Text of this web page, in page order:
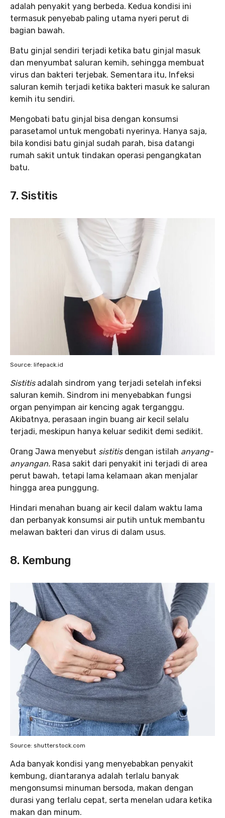
adalah penyakit yang berbeda. Kedua kondisi ini
termasuk penyebab paling utama nyeri perut di
bagian bawah.
Batu ginjal sendiri terjadi ketika batu ginjal masuk
dan menyumbat saluran kemih, sehingga membuat
virus dan bakteri terjebak. Sementara itu, Infeksi
saluran kemih terjadi ketika bakteri masuk ke saluran
kemih itu sendiri.
Mengobati batu ginjal bisa dengan konsumsi
parasetamol untuk mengobati nyerinya. Hanya saja,
bila kondisi batu ginjal sudah parah, bisa datangi
rumah sakit untuk tindakan operasi pengangkatan
batu.
7. Sistitis
Source: lifepack.id
Sistitis adalah sindrom yang terjadi setelah infeksi
saluran kemih. Sindrom ini menyebabkan fungsi
organ penyimpan air kencing agak terganggu.
Akibatnya, perasaan ingin buang air kecil selalu
terjadi, meskipun hanya keluar sedikit demi sedikit.
Orang Jawa menyebut sistitis dengan istilah anyang-
anyangan. Rasa sakit dari penyakit ini terjadi di area
perut bawah, tetapi lama kelamaan akan menjalar
hingga area punggung.
Hindari menahan buang air kecil dalam waktu lama
dan perbanyak konsumsi air putih untuk membantu
melawan bakteri dan virus di dalam usus.
8. Kembung
Source: shutterstock.com
Ada banyak kondisi yang menyebabkan penyakit
kembung, diantaranya adalah terlalu banyak
mengonsumsi minuman bersoda, makan dengan
durasi yang terlalu cepat, serta menelan udara ketika
makan dan minum.